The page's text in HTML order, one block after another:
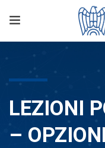
LEZIONI
–